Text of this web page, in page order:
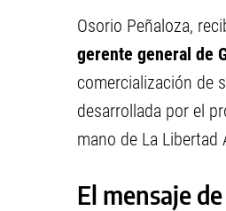
Osorio Peñaloza,
gerente general de
comercialización de
desarrollada por el
mano de La Libertad
El mensaje